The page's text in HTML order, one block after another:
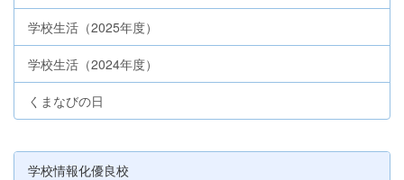
学校生活（2025年度）
学校生活（2024年度）
くまなびの日
学校情報化優良校